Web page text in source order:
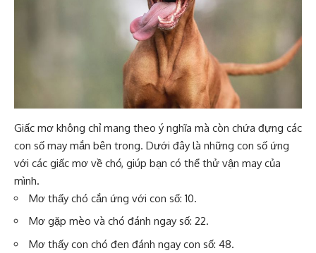
Giấc mơ không chỉ mang theo ý nghĩa mà còn chứa đựng các
con số may mắn bên trong. Dưới đây là những con số ứng
với các giấc mơ về chó, giúp bạn có thể thử vận may của
mình.
Mơ thấy chó cắn ứng với con số: 10.
Mơ gặp mèo và chó đánh ngay số: 22.
Mơ thấy con chó đen đánh ngay con số: 48.